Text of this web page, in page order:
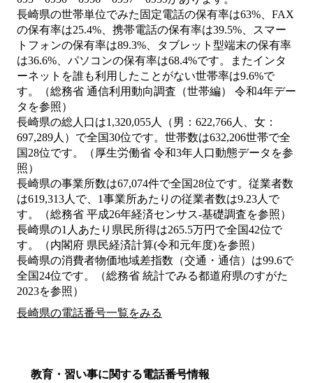
長崎県の世帯単位でみた固定電話の保有率は63%、FAX
の保有率は25.4%、携帯電話の保有率は39.5%、スマー
トフォンの保有率は89.3%、タブレット型端末の保有率
は36.6%、パソコンの保有率は68.4%です。またインタ
ーネットを誰も利用したことがない世帯率は9.6%で
す。（総務省 通信利用動向調査（世帯編） 令和4年デー
タを参照）
長崎県の総人口は1,320,055人（男：622,766人、女：
697,289人）で全国30位です。世帯数は632,206世帯で全
国28位です。（厚生労働省 令和3年人口動態データを参
照）
長崎県の事業所数は67,074件で全国28位です。従業者数
は619,313人で、1事業所あたりの従業者数は9.23人で
す。（総務省 平成26年経済センサス‐基礎調査を参照）
長崎県の1人あたり県民所得は265.5万円で全国42位で
す。（内閣府 県民経済計算(令和元年度)を参照）
長崎県の消費者物価地域差指数（交通・通信）は99.6で
全国24位です。（総務省 統計でみる都道府県のすがた
2023を参照）
長崎県の電話番号一覧をみる
教育・習い事に関する電話番号情報